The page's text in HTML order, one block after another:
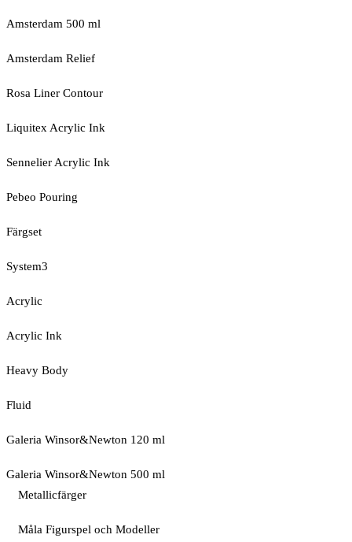
Amsterdam 500 ml
Amsterdam Relief
Rosa Liner Contour
Liquitex Acrylic Ink
Sennelier Acrylic Ink
Pebeo Pouring
Färgset
System3
Acrylic
Acrylic Ink
Heavy Body
Fluid
Galeria Winsor&Newton 120 ml
Galeria Winsor&Newton 500 ml
Metallicfärger
Måla Figurspel och Modeller